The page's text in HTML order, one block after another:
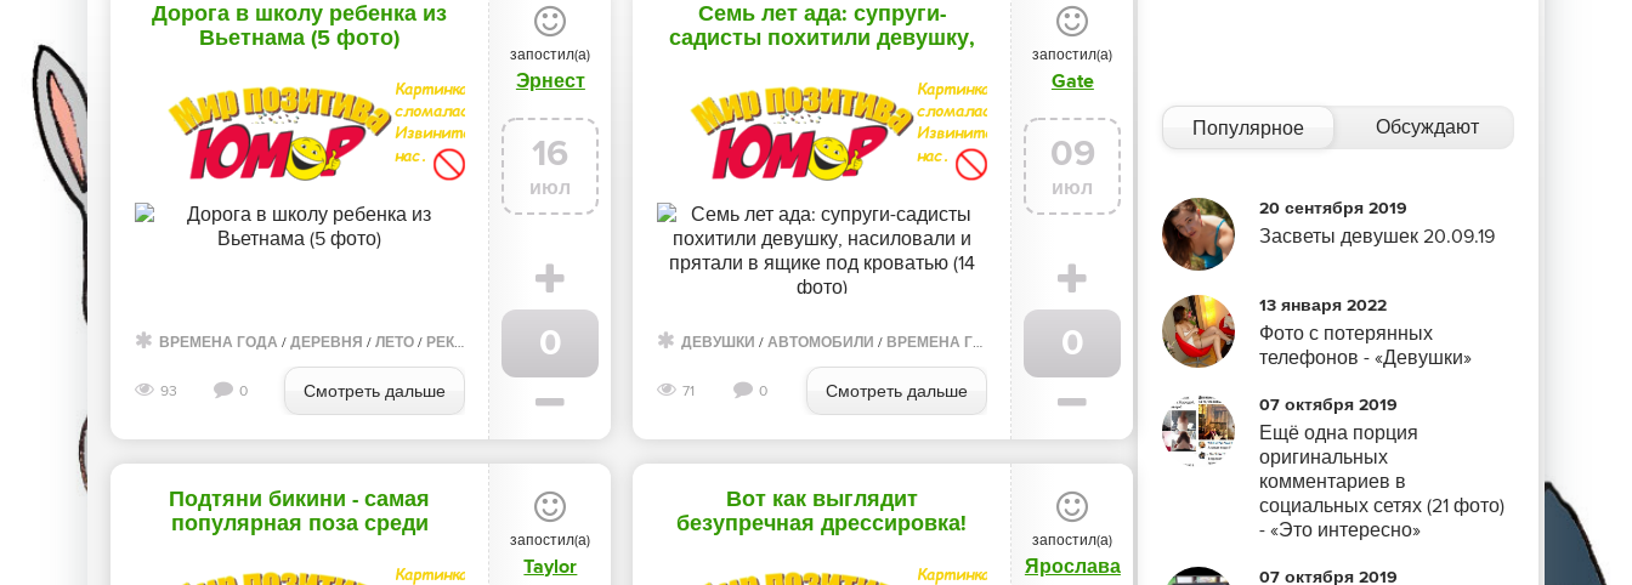
Дорога в школу ребенка из
Вьетнама (5 фото)
ВРЕМЕНА ГОДА / ДЕРЕВНЯ / ЛЕТО/ РЕКИ ВИДЕО / ФОТО ГАЛЕРЕЯ
93 0 Смотреть дальше
запостил(а)
Эрнест
16
июл
0
Семь лет ада: супруги-
садисты похитили девушку,
ящике под кроватью (14 фото)
ДЕВУШКИ / АВТОМОБИЛИ / ВРЕМЕНА ГОДА / ЛЮДИ/ ЛЕТО ФОТО ГАЛЕРЕЯ СТАТЬИ/ ВИДЕО
71 0 Смотреть дальше
запостил(а)
Gate
09
июл
0
Подтяни бикини - самая
популярная поза среди
фото)
запостил(а)
Taylor
Вот как выглядит
безупречная дрессировка!
запостил(а)
Ярослава
Популярное Обсуждают
20 сентября 2019
Засветы девушек 20.09.19
13 января 2022
Фото с потерянных
телефонов - «Девушки»
07 октября 2019
Ещё одна порция
оригинальных
комментариев в
социальных сетях (21 фото)
- «Это интересно»
07 октября 2019